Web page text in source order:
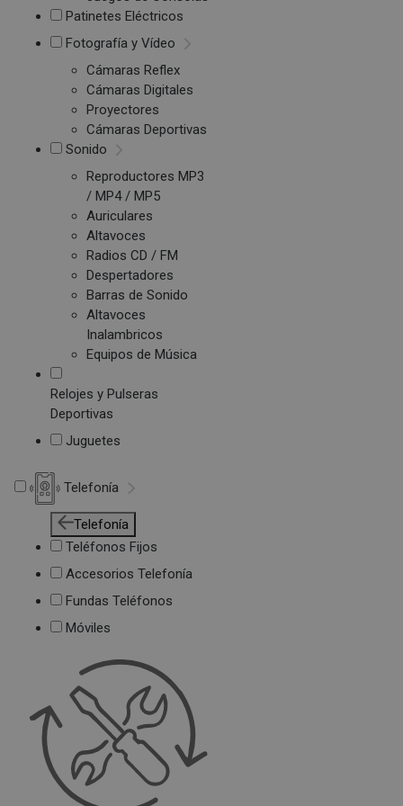
Patinetes Eléctricos
Fotografía y Vídeo
Cámaras Reflex
Cámaras Digitales
Proyectores
Cámaras Deportivas
Sonido
Reproductores MP3
/ MP4 / MP5
Auriculares
Altavoces
Radios CD / FM
Despertadores
Barras de Sonido
Altavoces
Inalambricos
Equipos de Música
Relojes y Pulseras
Deportivas
Juguetes
Telefonía
Telefonía
Teléfonos Fijos
Accesorios Telefonía
Fundas Teléfonos
Móviles